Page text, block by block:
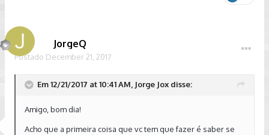
JorgeQ
Postado December 21, 2017
Em 12/21/2017 at 10:41 AM, Jorge Jox disse:
Amigo, bom dia!
Acho que a primeira coisa que vc tem que fazer é saber se